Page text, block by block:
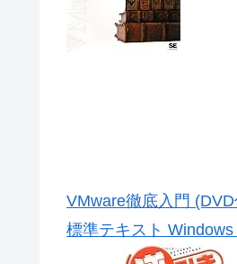
VMware徹底入門
標準テキスト